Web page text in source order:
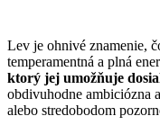
Lev je ohnivé znamenie,
temperamentná a plná
ktorý jej umožňuje
obdivuhodne ambiciózna
alebo stredobodom